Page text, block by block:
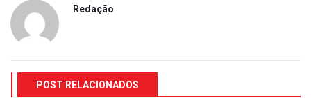
Redação
POST RELACIONADOS